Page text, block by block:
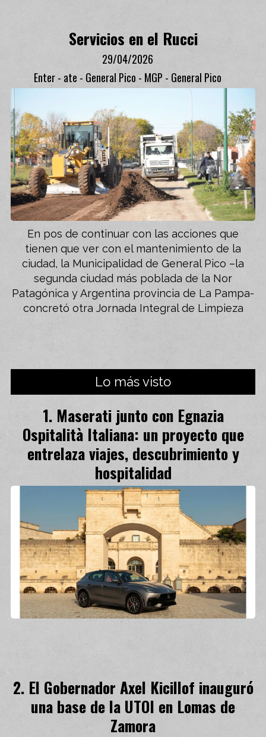
Servicios en el Rucci
Enter - ate - General Pico - MGP - General Pico
29/04/2026
En pos de continuar con las acciones que
tienen que ver con el mantenimiento de la
ciudad, la Municipalidad de General Pico –la
segunda ciudad más poblada de la Nor
Patagónica y Argentina provincia de La Pampa-
concretó otra Jornada Integral de Limpieza
Lo más visto
Maserati junto con Egnazia
Ospitalità Italiana: un proyecto que
entrelaza viajes, descubrimiento y
hospitalidad
El Gobernador Axel Kicillof inauguró
una base de la UTOI en Lomas de
Zamora